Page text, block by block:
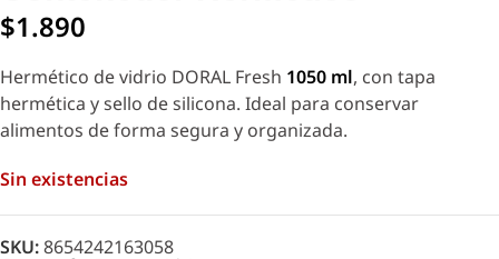
$1.890
Hermético de vidrio DORAL Fresh 1050 ml, con tapa
hermética y sello de silicona. Ideal para conservar
alimentos de forma segura y organizada.
Sin existencias
SKU:8654242163058